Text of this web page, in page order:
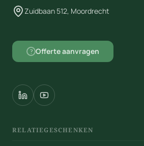
Zuidbaan 512, Moordrecht
? Offerte aanvragen
RELATIEGESCHENKEN